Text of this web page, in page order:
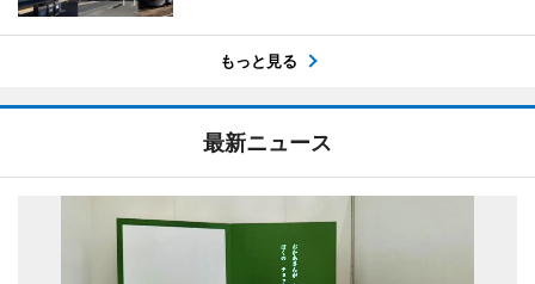
もっと見る
最新ニュース